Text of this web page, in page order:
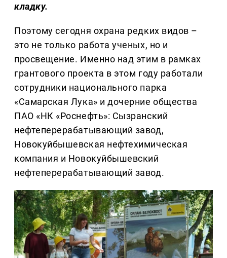
кладку.
Поэтому сегодня охрана редких видов –
это не только работа ученых, но и
просвещение. Именно над этим в рамках
грантового проекта в этом году работали
сотрудники национального парка
«Самарская Лука» и дочерние общества
ПАО «НК «Роснефть»: Сызранский
нефтеперерабатывающий завод,
Новокуйбышевская нефтехимическая
компания и Новокуйбышевский
нефтеперерабатывающий завод.